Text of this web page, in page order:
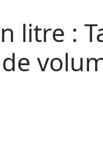
litre :